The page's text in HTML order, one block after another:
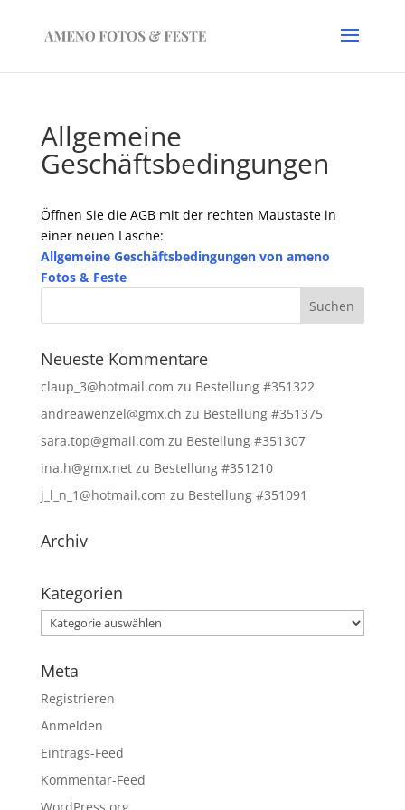
Allgemeine
Geschäftsbedingungen
Öffnen Sie die AGB mit der rechten Maustaste in
einer neuen Lasche:
Allgemeine Geschäftsbedingungen von ameno
Fotos & Feste
Neueste Kommentare
claup_3@hotmail.com zu Bestellung #351322
andreawenzel@gmx.ch zu Bestellung #351375
sara.top@gmail.com zu Bestellung #351307
ina.h@gmx.netzu Bestellung #351210
j_l_n_1@hotmail.com zu Bestellung #351091
Archiv
Kategorien
Kategorien
Meta
Registrieren
Anmelden
Eintrags-Feed
Kommentar-Feed